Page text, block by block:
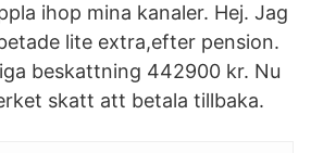
ihop mina kanaler. Hej. Jag
lite extra,efter pension.
beskattning 442900 kr. Nu
skatt att betala tillbaka.